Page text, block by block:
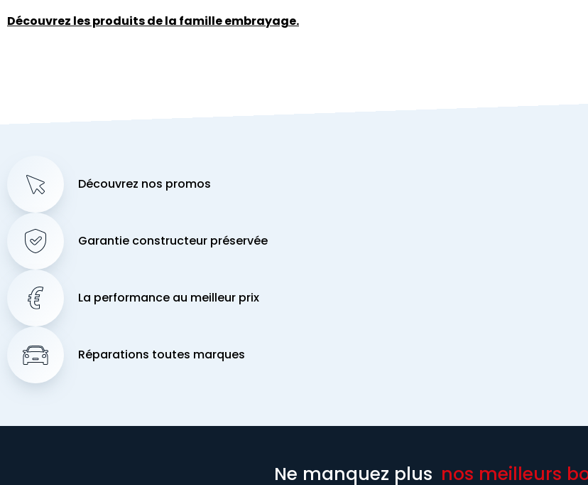
Découvrez les produits de la famille embrayage.
Découvrez nos promos
Garantie constructeur préservée
La performance au meilleur prix
Réparations toutes marques
Ne manquez plus nos meilleurs